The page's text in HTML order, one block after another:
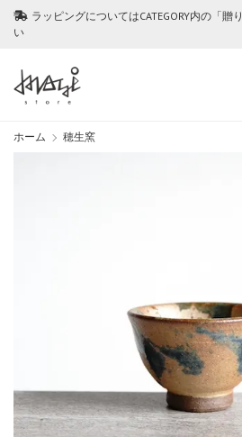
ラッピングについてはCATEGORY内の「
い
ホーム 穂生窯